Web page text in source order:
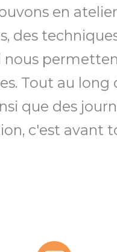
en
des
nous
Tout au
que des
c'est avant